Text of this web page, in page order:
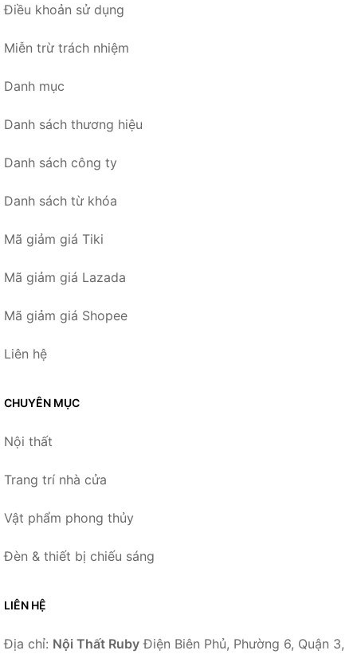
Điều khoản sử dụng
Miễn trừ trách nhiệm
Danh mục
Danh sách thương hiệu
Danh sách công ty
Danh sách từ khóa
Mã giảm giá Tiki
Mã giảm giá Lazada
Mã giảm giá Shopee
Liên hệ
CHUYÊN MỤC
Nội thất
Trang trí nhà cửa
Vật phẩm phong thủy
Đèn & thiết bị chiếu sáng
LIÊN HỆ
Địa chỉ: Nội Thất Ruby Điện Biên Phủ, Phường 6, Quận 3,